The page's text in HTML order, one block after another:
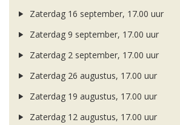
Zaterdag 16 september, 17.00 uur
Zaterdag 9 september, 17.00 uur
Zaterdag 2 september, 17.00 uur
Zaterdag 26 augustus, 17.00 uur
Zaterdag 19 augustus, 17.00 uur
Zaterdag 12 augustus, 17.00 uur